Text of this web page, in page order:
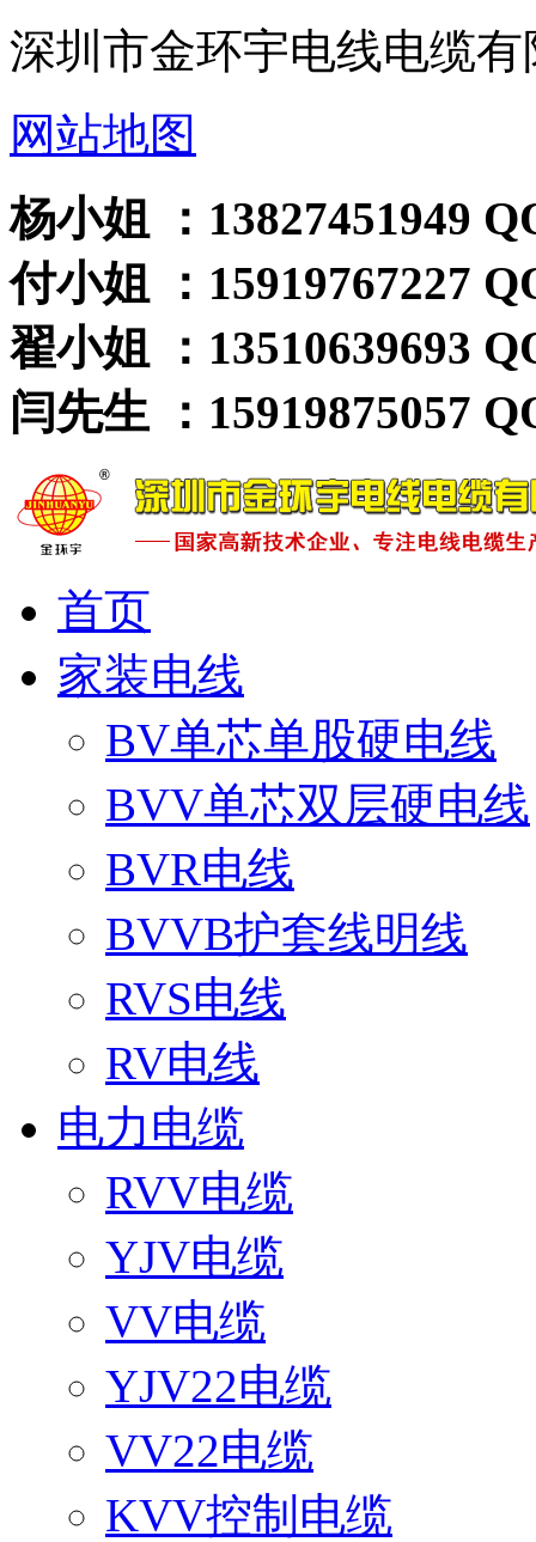
深圳市金环宇电线电缆有
网站地图
杨小姐 ：13827451949
付小姐 ：15919767227
翟小姐 ：13510639693
闫先生 ：15919875057
首页
家装电线
BV单芯单股硬电线
BVV单芯双层硬电线
BVR电线
BVVB护套线明线
RVS电线
RV电线
电力电缆
RVV电缆
YJV电缆
VV电缆
YJV22电缆
VV22电缆
KVV控制电缆